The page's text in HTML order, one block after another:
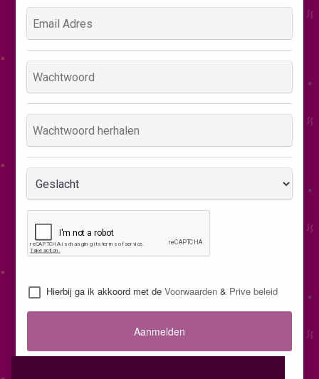
Hierbij ga ik akkoord met deVoorwaarden & Prive beleid
Aanmelden